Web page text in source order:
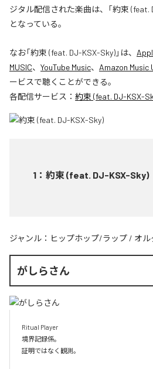
ジタル配信された楽曲は、「約束 (feat.
となっている。
なお「約束 (feat. DJ-KSX-Sky)」は、
MUSIC、 YouTube Music、 Amazon Music
ービスで聴くことができる。
各配信サービス： 約束 (feat. DJ-KSX-
1 ： 約束 (feat. DJ-KSX-Sky)
ジャンル： ヒップホップ/ラップ / オル
がしらさん
Ritual Player
境界記録係。
証明ではなく観測。